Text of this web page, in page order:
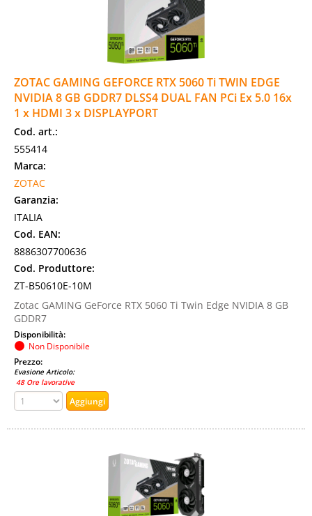
ZOTAC GAMING GEFORCE RTX 5060 Ti TWIN EDGE
NVIDIA 8 GB GDDR7 DLSS4 DUAL FAN PCi Ex 5.0 16x
1 x HDMI 3 x DISPLAYPORT
Cod. art.:
555414
Marca:
ZOTAC
Garanzia:
ITALIA
Cod. EAN:
8886307700636
Cod. Produttore:
ZT-B50610E-10M
Zotac GAMING GeForce RTX 5060 Ti Twin Edge NVIDIA 8 GB
GDDR7
Disponibilità:
Non Disponibile
Prezzo:
Evasione Articolo:
48 Ore lavorative